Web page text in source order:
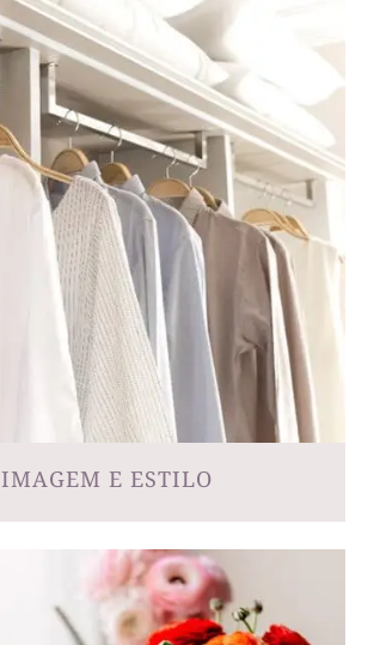
IMAGEM E ESTILO